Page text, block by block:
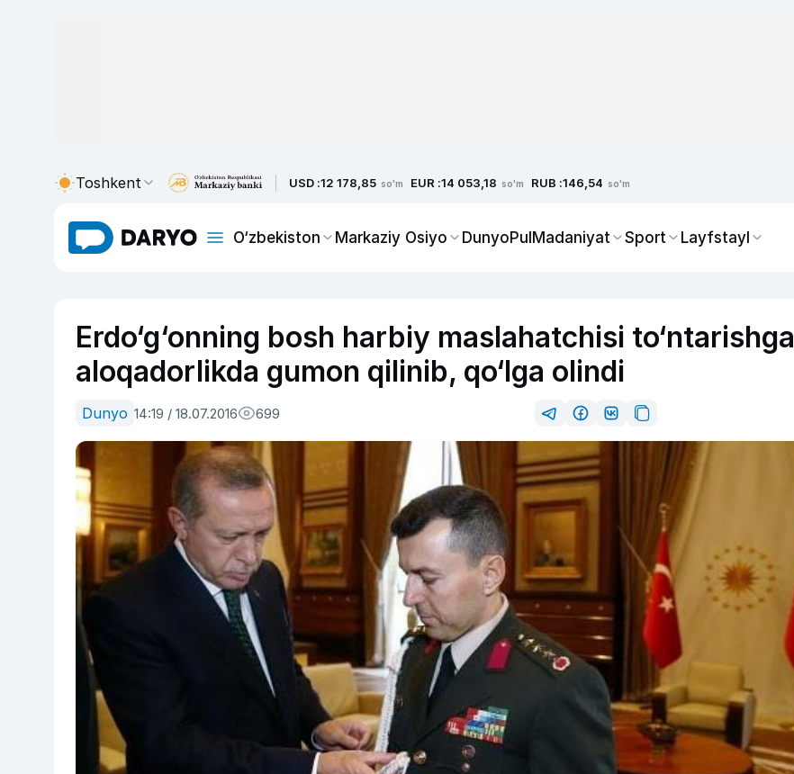
Toshkent USD :12 178,85 so'm EUR :14 053,18 so'm RUB :146,54 so'm
O‘zbekiston Markaziy Osiyo DunyoPulMadaniyat Sport Layfstayl
Erdo‘g‘onning bosh harbiy maslahatchisi to‘ntarishga
aloqadorlikda gumon qilinib, qo‘lga olindi
Dunyo 14:19 / 18.07.2016 699